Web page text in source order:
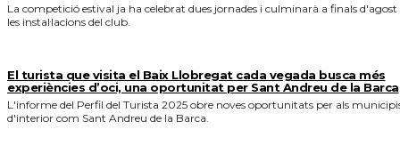
La competició estival ja ha celebrat dues jornades i culminarà a finals d'agost
les instal·lacions del club.
El turista que visita el Baix Llobregat cada vegada busca més
experiències d’oci, una oportunitat per Sant Andreu de la Barca
L'informe del Perfil del Turista 2025 obre noves oportunitats per als
d'interior com Sant Andreu de la Barca.